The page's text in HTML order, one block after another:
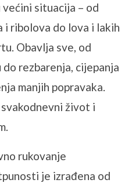
situacija – od
i ribolova do lova i lakih
Obavlja sve, od
rezbarenja, cijepanja
manjih popravaka.
život i
rukovanje
je izrađena od